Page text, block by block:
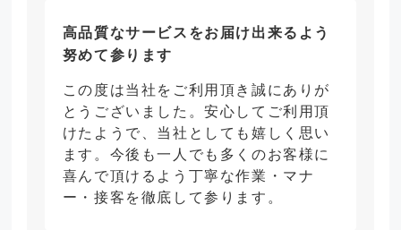
高品質なサービスをお届け出来るよう
努めて参ります
この度は当社をご利用頂き誠にありが
とうございました。安心してご利用頂
けたようで、当社としても嬉しく思い
ます。今後も一人でも多くのお客様に
喜んで頂けるよう丁寧な作業・マナ
ー・接客を徹底して参ります。